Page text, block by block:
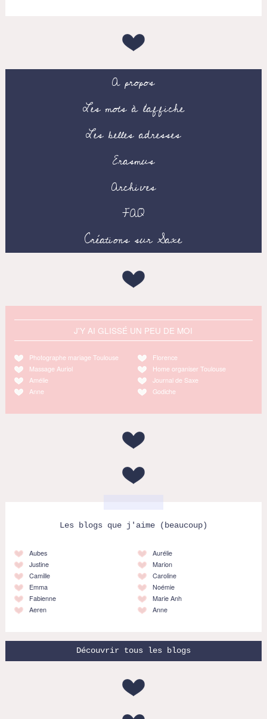
A propos
Les mots à l’affiche
Les belles adresses
Erasmus
Archives
FAQ
Créations sur Saxe
J'Y AI GLISSÉ UN PEU DE MOI
Photographe mariage Toulouse
Massage Auriol
Amélie
Anne
Florence
Home organiser Toulouse
Journal de Saxe
Godiche
Les blogs que j'aime (beaucoup)
Aubes
Justine
Camille
Emma
Fabienne
Aeren
Aurélie
Marion
Caroline
Noémie
Marie Anh
Anne
Découvrir tous les blogs